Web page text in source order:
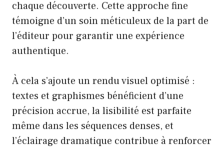
chaque découverte. Cette approche fine
témoigne d’un soin méticuleux de la part de
l’éditeur pour garantir une expérience
authentique.
À cela s’ajoute un rendu visuel optimisé :
textes et graphismes bénéficient d’une
précision accrue, la lisibilité est parfaite
même dans les séquences denses, et
l’éclairage dramatique contribue à renforcer